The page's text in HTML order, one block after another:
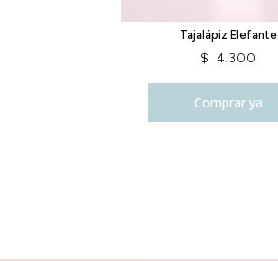
Tajalápiz Elefante
$ 4.300
Comprar ya